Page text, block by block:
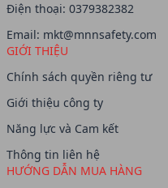
Điện thoại: 0379382382
Email: mkt@mnnsafety.com
GIỚI THIỆU
Chính sách quyền riêng tư
Giới thiệu công ty
Năng lực và Cam kết
Thông tin liên hệ
HƯỚNG DẪN MUA HÀNG